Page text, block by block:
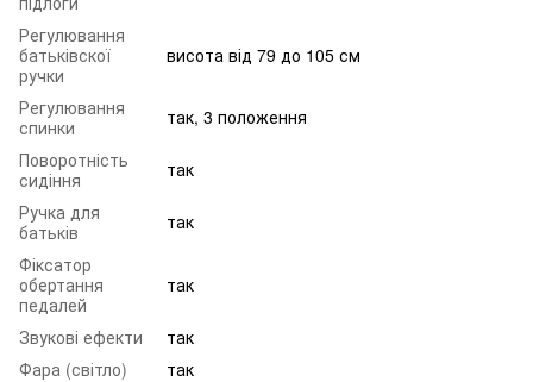
Регулювання
батьківскої
ручки
висота від 79 до 105 см
Регулювання
спинки
так, 3 положення
Поворотність
сидіння
так
Ручка для
батьків
так
Фіксатор
обертання
педалей
так
Звукові ефекти
так
Фара (світло)
так